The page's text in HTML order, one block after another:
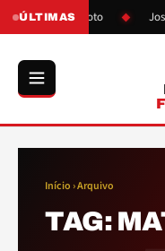
ÚLTIMAS
pressão de Boto
Início › Arquivo
TAG: